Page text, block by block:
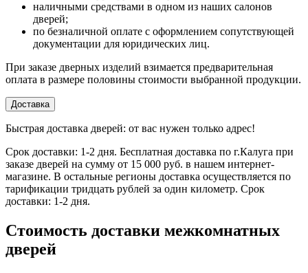
наличными средствами в одном из наших салонов
дверей;
по безналичной оплате с оформлением сопутствующей
документации для юридических лиц.
При заказе дверных изделий взимается предварительная
оплата в размере половины стоимости выбранной продукции.
Доставка
Быстрая доставка дверей: от вас нужен только адрес!
Срок доставки: 1-2 дня. Бесплатная доставка по г.Калуга при
заказе дверей на сумму от 15 000 руб. в нашем интернет-
магазине. В остальные регионы доставка осуществляется по
тарификации тридцать рублей за один километр. Срок
доставки: 1-2 дня.
Стоимость доставки межкомнатных
дверей